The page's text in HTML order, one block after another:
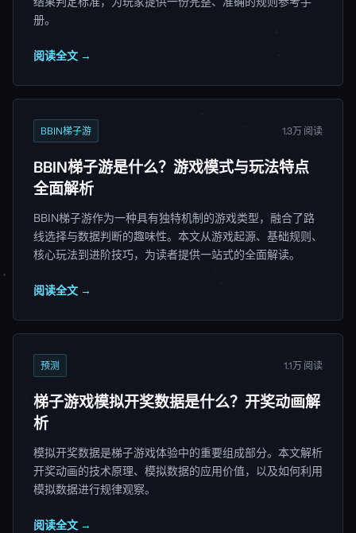
册。
阅读全文 →
BBIN梯子游 1.3万 阅读
BBIN梯子游是什么？游戏模式与玩法特点
全面解析
BBIN梯子游作为一种具有独特机制的游戏类型，融合了路
线选择与数据判断的趣味性。本文从游戏起源、基础规则、
核心玩法到进阶技巧，为读者提供一站式的全面解读。
阅读全文 →
预测 1.1万 阅读
梯子游戏模拟开奖数据是什么？开奖动画解
析
模拟开奖数据是梯子游戏体验中的重要组成部分。本文解析
开奖动画的技术原理、模拟数据的应用价值，以及如何利用
模拟数据进行规律观察。
阅读全文 →